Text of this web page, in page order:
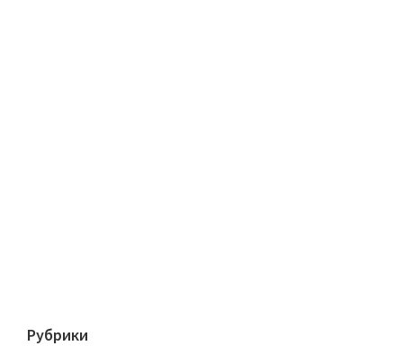
Рубрики